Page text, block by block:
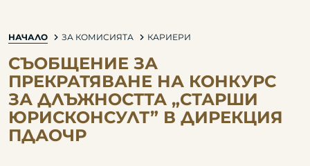
НАЧАЛО ЗА КОМИСИЯТА КАРИЕРИ
СЪОБЩЕНИЕ ЗА
ПРЕКРАТЯВАНЕ НА КОНКУРС
ЗА ДЛЪЖНОСТТА „СТАРШИ
ЮРИСКОНСУЛТ” В ДИРЕКЦИЯ
ПДАОЧР